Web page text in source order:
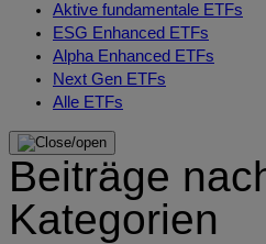
Aktive fundamentale ETFs
ESG Enhanced ETFs
Alpha Enhanced ETFs
Next Gen ETFs
Alle ETFs
Beiträge
Kategorien